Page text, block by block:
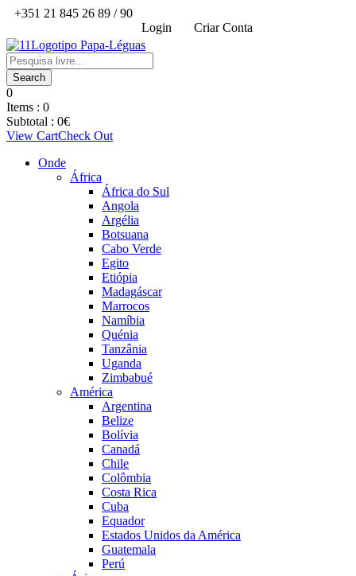
+351 21 845 26 89 / 90
Login
Criar Conta
0
Items : 0
Subtotal : 0€
View CartCheck Out
Onde
África
África do Sul
Angola
Argélia
Botsuana
Cabo Verde
Egito
Etiópia
Madagáscar
Marrocos
Namíbia
Quénia
Tanzânia
Uganda
Zimbabué
América
Argentina
Belize
Bolívia
Canadá
Chile
Colômbia
Costa Rica
Cuba
Equador
Estados Unidos da América
Guatemala
Perú